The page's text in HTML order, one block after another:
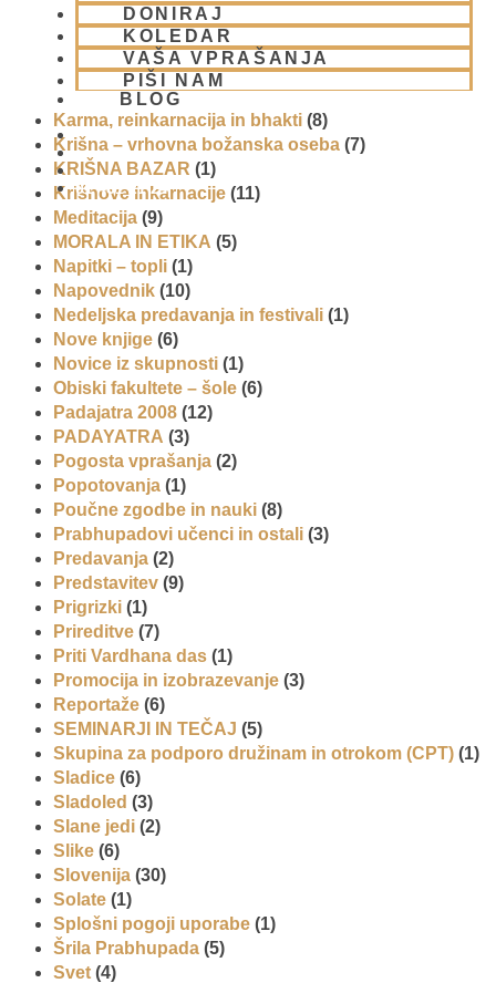
DONIRAJ
KOLEDAR
VAŠA VPRAŠANJA
PIŠI NAM
BLOG
01 431 21 24
Intervjuji(8)
Iskcon po svetu(2)
Jatra Javornik 2008(1)
Juhe(4)
Karma, reinkarnacija in bhakti (8)
Krišna – vrhovna božanska oseba (7)
KRIŠNA BAZAR (1)
Krišnove inkarnacije (11)
Meditacija (9)
MORALA IN ETIKA (5)
Napitki – topli (1)
Napovednik (10)
Nedeljska predavanja in festivali (1)
Nove knjige (6)
Novice iz skupnosti (1)
Obiski fakultete – šole (6)
Padajatra 2008 (12)
PADAYATRA (3)
Pogosta vprašanja (2)
Popotovanja (1)
Poučne zgodbe in nauki (8)
Prabhupadovi učenci in ostali (3)
Predavanja (2)
Predstavitev (9)
Prigrizki (1)
Prireditve (7)
Priti Vardhana das (1)
Promocija in izobrazevanje (3)
Reportaže (6)
SEMINARJI IN TEČAJ (5)
Skupina za podporo družinam in otrokom (CPT) (1)
Sladice (6)
Sladoled (3)
Slane jedi (2)
Slike (6)
Slovenija (30)
Solate (1)
Splošni pogoji uporabe (1)
Šrila Prabhupada (5)
Svet (4)